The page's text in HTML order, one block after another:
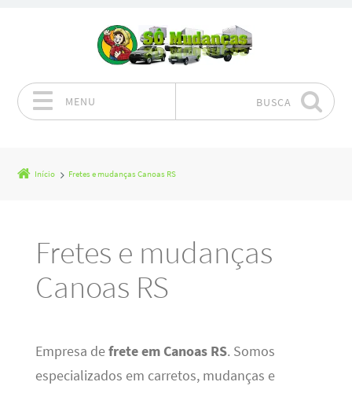
MENU BUSCA
Início Fretes e mudanças Canoas RS
Fretes e mudanças
Canoas RS
Empresa defrete em Canoas RS. Somos
especializados em carretos, mudanças e